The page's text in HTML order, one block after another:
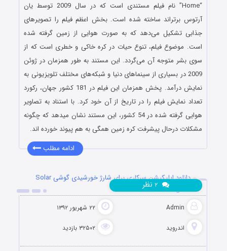
“Home” نام فیلم مستندی است که در سال 2009 توسط یان
آرتوس برتراند ساخته شده است. بخش اعظم فیلم را تصویرهای
جذابی تشکیل می‌دهد که به صورت هوایی از زمین گرفته شده
است. موضوع فیلم، تنوع حیات در کره خاکی و خطری ‌است که از
سوی بشر متوجه آن می‌گردد. این مستند به طور همزمان در ژوئن
2009 در بسیاری از سینماهای دنیا و شبکه‌های مختلف تلویزیونی به
نمایش درآمد. پخش همزمان این فیلم در 181 کشور جهان، رکورد
تعداد نمایش فیلم را در تاریخ از آن خود کرد. با استناد به تصاویر
هوایی گرفته شده در 54 کشور، این مستند نشان میدهد که چگونه
مشکلات درحال پیشرفت کره زمین همگی به هم پیوند خورده اند.
ادامه مطلب
دانلود اپلیکیشن سرکاری برای شارژ خورشیدی گوشی Solar
Charger 1.1
Admin ۲۲ شهریور ۱۳۹۲
اندروید ۳۲۵۰۲ بازدید
۲ نظر